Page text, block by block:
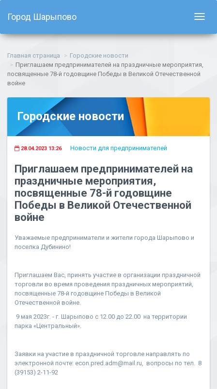
Город Шарыпово
Главная страница
Городские новости
Приглашаем предпринимателей на праздничные мероприятия,
посвященные 78-й годовщине Победы в Великой Отечественной
войне
Городские новости
28.04.2023 13:26 Новости для предпринимателей
Приглашаем предпринимателей на
праздничные мероприятия,
посвященные 78-й годовщине
Победы в Великой Отечественной
войне
Уважаемые предприниматели и жители города Шарыпово и
поселка Дубинино!
Приглашаем Вас, принять участие в организации праздничной
торговли во время проведения праздничных мероприятий,
посвященные 78-й годовщине Победы в Великой
Отечественной войне.
9 мая 2023г. - г. Шарыпово с 12.00 до 22.00 на территории
парка «Центральный».
Заявки на участие в праздничной торговле направлять по
электронной почте: econ.pred.adm@mail.ru, вопросы по тел. 8
(39153) 2-11-92